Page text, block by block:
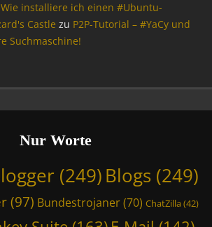
installiere ich einen #Ubuntu-
Castle zu P2P-Tutorial – #YaCy und
Suchmaschine!
Nur Worte
(249) Blogs(249)
(97) Bundestrojaner(70) ChatZilla(42)